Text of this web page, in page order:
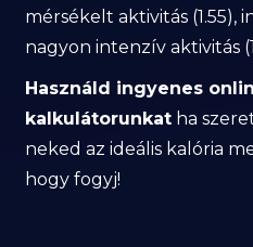
mérsékelt aktivitás (1.55),
nagyon intenzív aktivitás
Használd ingyenes
kalkulátorunkat ha
neked az ideális kalória
hogy fogyj!